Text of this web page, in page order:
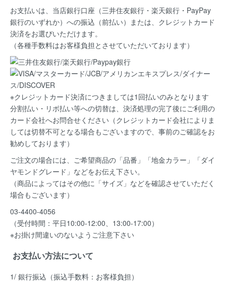
お支払いは、当店銀行口座（三井住友銀行・楽天銀行・PayPay
銀行のいずれか）への振込（前払い）または、クレジットカード
決済をお選びいただけます。
（各種手数料はお客様負担とさせていただいております）
※クレジットカード決済につきましては1回払いのみとなります
分割払い・リボ払い等への切替は、決済処理の完了後にご利用の
カード会社へお問合せください（クレジットカード会社によりま
しては切替不可となる場合もございますので、事前のご確認をお
勧めしております）
ご注文の場合には、ご希望商品の 「品番」「地金カラー」「ダイ
ヤモンドグレード」などをお伝え下さい。
（商品によってはその他に「サイズ」などを確認させていただく
場合もございます）
03-4400-4056
（受付時間：平日10:00-12:00、13:00-17:00）
※お掛け間違いのないようご注意下さい
お支払い方法について
1/ 銀行振込（振込手数料：お客様負担）